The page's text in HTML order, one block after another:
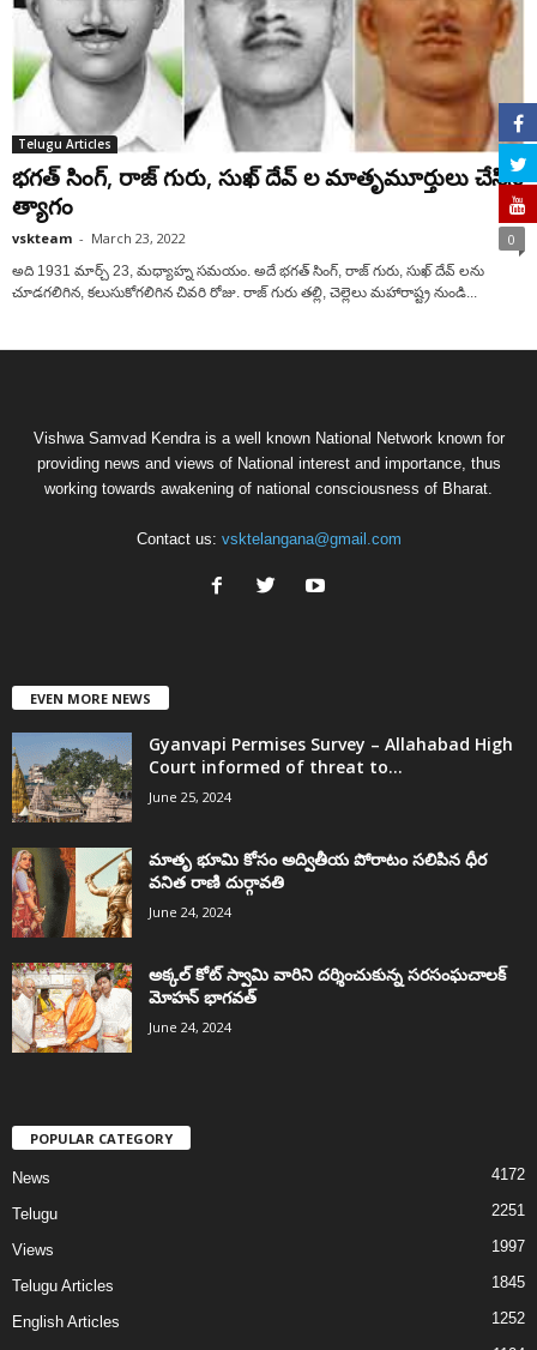
Telugu Articles
భగత్ సింగ్, రాజ్ గురు, సుఖ్ దేవ్ ల మాతృమూర్తులు చేసిన
త్యాగం
vskteam - March 23, 2022 0
అది 1931 మార్చ్ 23, మధ్యాహ్న సమయం. అదే భగత్ సింగ్, రాజ్ గురు, సుఖ్ దేవ్ లను
చూడగలిగిన, కలుసుకోగలిగిన చివరి రోజు. రాజ్ గురు తల్లి, చెల్లెలు మహారాష్ట్ర నుండి...
Vishwa Samvad Kendra is a well known National Network known for
providing news and views of National interest and importance, thus
working towards awakening of national consciousness of Bharat.
Contact us: vsktelangana@gmail.com
EVEN MORE NEWS
Gyanvapi Permises Survey – Allahabad High
Court informed of threat to...
June 25, 2024
మాతృ భూమి కోసం అద్వితీయ పోరాటం సలిపిన ధీర
వనిత రాణి దుర్గావతి
June 24, 2024
అక్కల్‌ కోట్‌ స్వామి వారిని దర్శించుకున్న సరసంఘచాలక్
మోహన్ భాగవత్
June 24, 2024
POPULAR CATEGORY
News 4172
Telugu 2251
Views 1997
Telugu Articles 1845
English Articles 1252